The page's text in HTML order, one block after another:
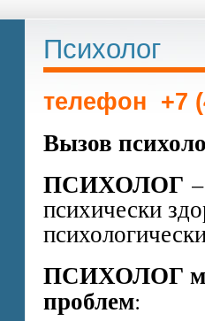
Психолог
телефон +7
Вызов
ПСИХОЛОГ
психически
ПСИХОЛОГ
проблем: